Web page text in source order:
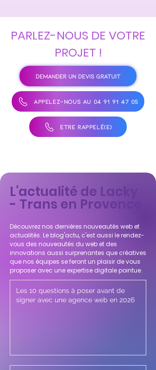
PARLEZ-NOUS DE VOTRE
PROJET !
DEMANDER UN DEVIS GRATUIT
APPELEZ-NOUS AU 04 91 91 47 05
ÊTRE RAPPELÉ(E)
L'actualité de Lacky
- Trans en Provence
Découvrez nos dernières nouveautés web et
actualités. Le blog'actu, c'est aussi le rendez-
vous des nouveautés du web et des
innovations aussi surprenantes que créatives
que nos équipes se feront un plaisir de vous
proposer avec une expertise digitale pointue.
Les 10 questions à poser avant de
signer avec une agence web en 2026